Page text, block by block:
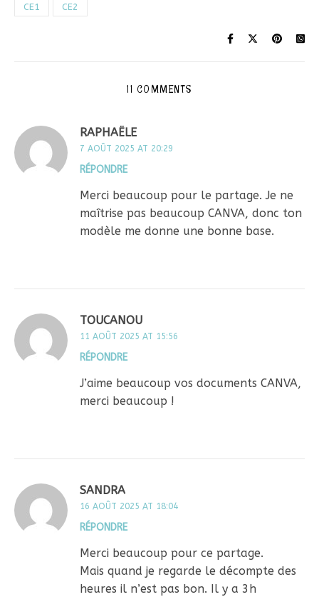
CE1 CE2
11 COMMENTS
RAPHAËLE
7 AOÛT 2025 AT 20:29
RÉPONDRE
Merci beaucoup pour le partage. Je ne
maîtrise pas beaucoup CANVA, donc ton
modèle me donne une bonne base.
TOUCANOU
11 AOÛT 2025 AT 15:56
RÉPONDRE
J’aime beaucoup vos documents CANVA,
merci beaucoup !
SANDRA
16 AOÛT 2025 AT 18:04
RÉPONDRE
Merci beaucoup pour ce partage.
Mais quand je regarde le décompte des
heures il n’est pas bon. Il y a 3h